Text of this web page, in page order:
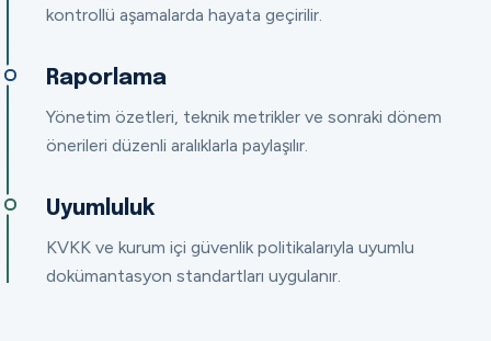
kontrollü aşamalarda hayata geçirilir.
Raporlama
Yönetim özetleri, teknik metrikler ve sonraki dönem
önerileri düzenli aralıklarla paylaşılır.
Uyumluluk
KVKK ve kurum içi güvenlik politikalarıyla uyumlu
dokümantasyon standartları uygulanır.